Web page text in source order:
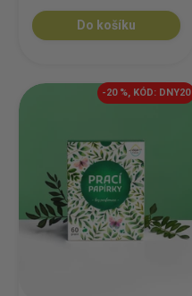
Do košíku
-20 %, KÓD: DNY20